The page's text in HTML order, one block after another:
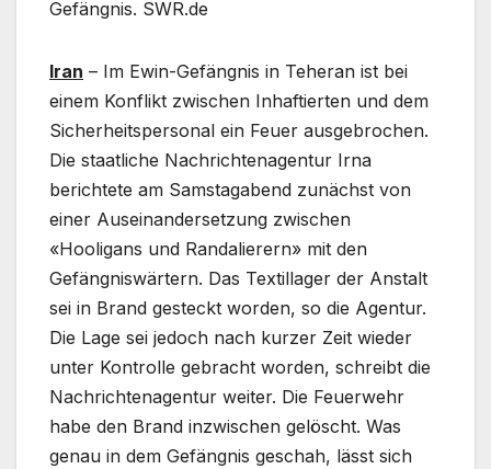
Gefängnis. SWR.de
Iran – Im Ewin-Gefängnis in Teheran ist bei
einem Konflikt zwischen Inhaftierten und dem
Sicherheitspersonal ein Feuer ausgebrochen.
Die staatliche Nachrichtenagentur Irna
berichtete am Samstagabend zunächst von
einer Auseinandersetzung zwischen
«Hooligans und Randalierern» mit den
Gefängniswärtern. Das Textillager der Anstalt
sei in Brand gesteckt worden, so die Agentur.
Die Lage sei jedoch nach kurzer Zeit wieder
unter Kontrolle gebracht worden, schreibt die
Nachrichtenagentur weiter. Die Feuerwehr
habe den Brand inzwischen gelöscht. Was
genau in dem Gefängnis geschah, lässt sich